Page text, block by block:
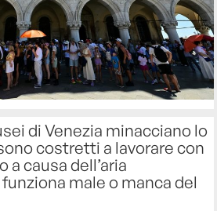
di Venezia minacciano lo
costretti a lavorare con
a causa dell’aria
male o manca del